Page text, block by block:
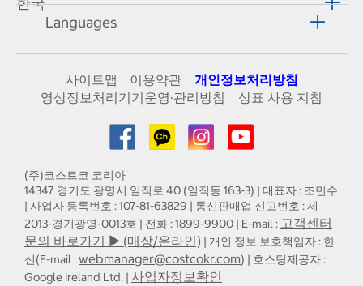
Languages
사이트맵 이용약관
개인정보처리방침
영상정보처리기기운영·관리방침
상표 사용 지침
(주)코스트코 코리아
14347 경기도 광명시 일직로 40 (일직동 163-3) | 대표자 : 조민수
| 사업자 등록번호 : 107-81-63829 | 통신판매업 신고번호 : 제
2013-경기광명-0013호 | 전화 : 1899-9900 | E-mail : 고객센터
문의 바로가기 ▶ (매장/온라인) | 개인 정보 보호책임자 : 한
신(E-mail :webmanager@costcokr.com) | 호스팅제공자 :
Google Ireland Ltd. | 사업자정보확인